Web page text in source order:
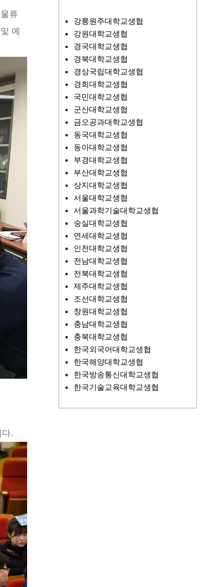
류
예
.
강릉원주대학교생협
강원대학교생협
경국대학교생협
경북대학교생협
경상국립대학교생협
경희대학교생협
국민대학교생협
군산대학교생협
금오공과대학교생협
동국대학교생협
동아대학교생협
부경대학교생협
부산대학교생협
상지대학교생협
서울대학교생협
서울과학기술대학교생협
숭실대학교생협
연세대학교생협
인천대학교생협
전남대학교생협
전북대학교생협
제주대학교생협
조선대학교생협
창원대학교생협
충남대학교생협
충북대학교생협
한국외국어대학교생협
한국해양대학교생협
한국방송통신대학교생협
한국기술교육대학교생협